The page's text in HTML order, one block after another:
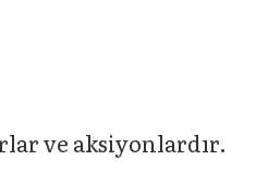
ve aksiyonlardır.